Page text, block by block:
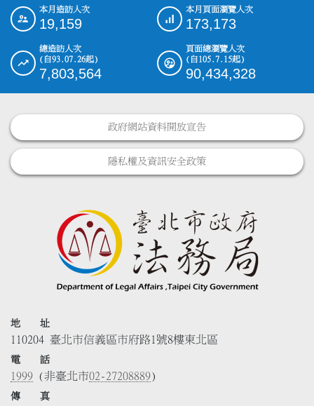
::: 本月造訪人次
19,159
本月頁面瀏覽人次
173,173
總造訪人次
(自93.07.26起)
7,803,564
頁面總瀏覽人次
(自105.7.15起)
90,434,328
政府網站資料開放宣告
隱私權及資訊安全政策
地 址
110204 臺北市信義區市府路1號8樓東北區
電 話
1999 (非臺北市02-27208889)
傳 真